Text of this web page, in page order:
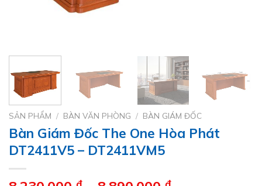
SẢN PHẨM / BÀN VĂN PHÒNG / BÀN GIÁM ĐỐC
Bàn Giám Đốc The One Hòa Phát
DT2411V5 – DT2411VM5